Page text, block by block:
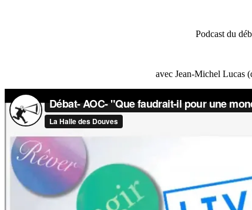
Podcast du
avec Jean-Michel Lucas